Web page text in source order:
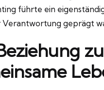
führte ein
Verantwortung geprägt